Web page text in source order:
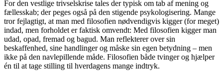
For den vestlige trivselskrise tales der typisk om tab af mening og
fællesskab; der peges også på den stigende psykologisering. Mange
tror fejlagtigt, at man med filosofien nødvendigvis kigger (for meget)
indad, men forholdet er faktisk omvendt: Med filosofien kigger man
udad, opad, fremad og bagud. Man reflekterer over sin
beskaffenhed, sine handlinger og måske sin egen betydning – men
ikke på den navlepillende måde. Filosofien både tvinger og hjælper
én til at tage stilling til hverdagens mange indtryk.